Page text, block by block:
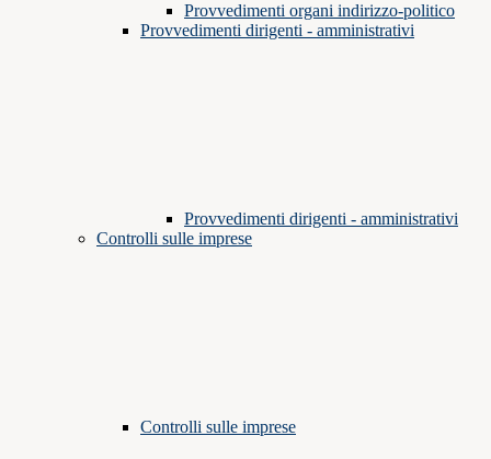
Provvedimenti organi indirizzo-politico
Provvedimenti dirigenti - amministrativi
Provvedimenti dirigenti - amministrativi
Controlli sulle imprese
Controlli sulle imprese